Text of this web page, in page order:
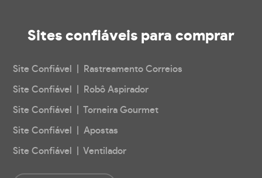
Sites confiáveis para comprar
Site Confiável | Rastreamento Correios
Site Confiável | Robô Aspirador
Site Confiável | Torneira Gourmet
Site Confiável | Apostas
Site Confiável | Ventilador